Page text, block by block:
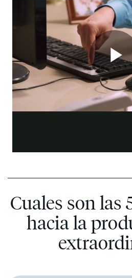
Cuales son las
hacia la